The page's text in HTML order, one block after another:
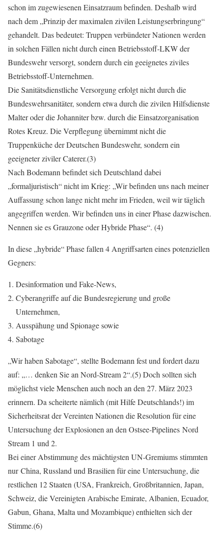
schon im zugewiesenen Einsatzraum befinden. Deshalb wird
nach dem „Prinzip der maximalen zivilen Leistungserbringung“
gehandelt. Das bedeutet: Truppen verbündeter Nationen werden
in solchen Fällen nicht durch einen Betriebsstoff-LKW der
Bundeswehr versorgt, sondern durch ein geeignetes ziviles
Betriebsstoff-Unternehmen.
Die Sanitätsdienstliche Versorgung erfolgt nicht durch die
Bundeswehrsanitäter, sondern etwa durch die zivilen Hilfsdienste
Malter oder die Johanniter bzw. durch die Einsatzorganisation
Rotes Kreuz. Die Verpflegung übernimmt nicht die
Truppenküche der Deutschen Bundeswehr, sondern ein
geeigneter ziviler Caterer.(3)
Nach Bodemann befindet sich Deutschland dabei
„formaljuristisch“ nicht im Krieg: „Wir befinden uns nach meiner
Auffassung schon lange nicht mehr im Frieden, weil wir täglich
angegriffen werden. Wir befinden uns in einer Phase dazwischen.
Nennen sie es Grauzone oder Hybride Phase“. (4)
In diese „hybride“ Phase fallen 4 Angriffsarten eines potenziellen
Gegners:
Desinformation und Fake-News,
Cyberangriffe auf die Bundesregierung und große
Unternehmen,
Ausspähung und Spionage sowie
Sabotage
„Wir haben Sabotage“, stellte Bodemann fest und fordert dazu
auf: „… denken Sie an Nord-Stream 2“.(5) Doch sollten sich
möglichst viele Menschen auch noch an den 27. März 2023
erinnern. Da scheiterte nämlich (mit Hilfe Deutschlands!) im
Sicherheitsrat der Vereinten Nationen die Resolution für eine
Untersuchung der Explosionen an den Ostsee-Pipelines Nord
Stream 1 und 2.
Bei einer Abstimmung des mächtigsten UN-Gremiums stimmten
nur China, Russland und Brasilien für eine Untersuchung, die
restlichen 12 Staaten (USA, Frankreich, Großbritannien, Japan,
Schweiz, die Vereinigten Arabische Emirate, Albanien, Ecuador,
Gabun, Ghana, Malta und Mozambique) enthielten sich der
Stimme.(6)